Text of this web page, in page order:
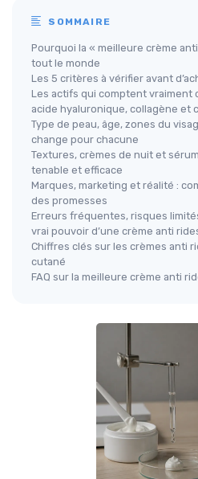
SOMMAIRE
Pourquoi la « meilleure crème
tout le monde
Les 5 critères à vérifier avant
Les actifs qui comptent vraiment
acide hyaluronique, collagène et
Type de peau, âge, zones du
change pour chacune
Textures, crèmes de nuit et
tenable et efficace
Marques, marketing et réalité :
des promesses
Erreurs fréquentes, risques
vrai pouvoir d’une crème anti
Chiffres clés sur les crèmes anti
cutané
FAQ sur la meilleure crème anti